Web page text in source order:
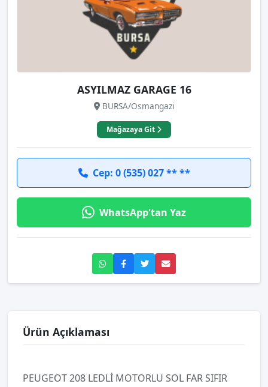
ASYILMAZ GARAGE 16
BURSA/Osmangazi
Mağazaya Git
Cep: 0 (535) 027 ** **
WhatsApp'tan Yaz
Ürün Açıklaması
PEUGEOT 208 LEDLİ MOTORLU SOL FAR SIFIR